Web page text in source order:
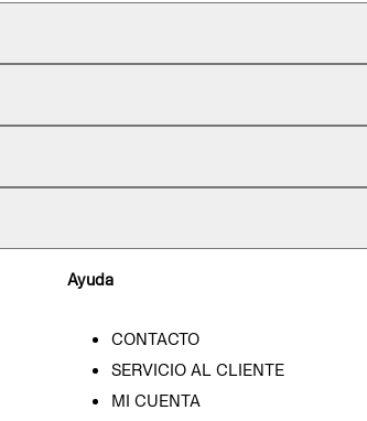
Ayuda
CONTACTO
SERVICIO AL CLIENTE
MI CUENTA